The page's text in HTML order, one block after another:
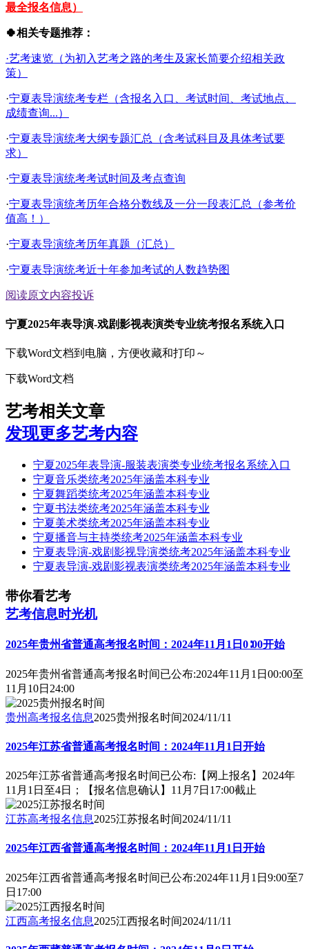
最全报名信息）
🍀相关专题推荐：
·艺考速览（为初入艺考之路的考生及家长简要介绍相关政
策）
·宁夏表导演统考专栏（含报名入口、考试时间、考试地点、
成绩查询...）
·宁夏表导演统考大纲专题汇总（含考试科目及具体考试要
求）
·宁夏表导演统考考试时间及考点查询
·宁夏表导演统考历年合格分数线及一分一段表汇总（参考价
值高！）
·宁夏表导演统考历年真题（汇总）
·宁夏表导演统考近十年参加考试的人数趋势图
阅读原文内容投诉
宁夏2025年表导演-戏剧影视表演类专业统考报名系统入口
下载Word文档到电脑，方便收藏和打印～
下载Word文档
艺考相关文章
发现更多艺考内容
宁夏2025年表导演-服装表演类专业统考报名系统入口
宁夏音乐类统考2025年涵盖本科专业
宁夏舞蹈类统考2025年涵盖本科专业
宁夏书法类统考2025年涵盖本科专业
宁夏美术类统考2025年涵盖本科专业
宁夏播音与主持类统考2025年涵盖本科专业
宁夏表导演-戏剧影视导演类统考2025年涵盖本科专业
宁夏表导演-戏剧影视表演类统考2025年涵盖本科专业
带你看艺考
艺考信息时光机
2025年贵州省普通高考报名时间：2024年11月1日0∶00开始
2025年贵州省普通高考报名时间已公布:2024年11月1日00:00至
11月10日24:00
贵州高考报名信息2025贵州报名时间2024/11/11
2025年江苏省普通高考报名时间：2024年11月1日开始
2025年江苏省普通高考报名时间已公布:【网上报名】2024年
11月1日至4日；【报名信息确认】11月7日17:00截止
江苏高考报名信息2025江苏报名时间2024/11/11
2025年江西省普通高考报名时间：2024年11月1日开始
2025年江西省普通高考报名时间已公布:2024年11月1日9:00至7
日17:00
江西高考报名信息2025江西报名时间2024/11/11